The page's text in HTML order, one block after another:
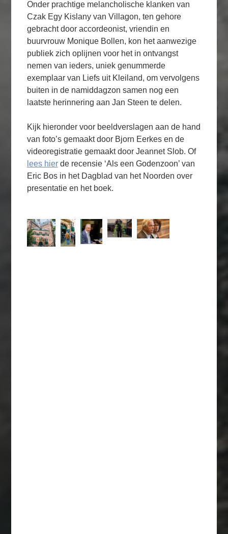
Onder prachtige melancholische klanken van
Czak Egy Kislany van Villagon, ten gehore
gebracht door accordeonist, vriendin en
buurvrouw Monique Bollen, kon het aanwezige
publiek zich oplijnen voor het in ontvangst
nemen van ieders, uniek genummerde
exemplaar van Liefs uit Kleiland, om vervolgens
buiten in de namiddagzon samen nog een
laatste herinnering aan Jan Steen te delen.
Kijk hieronder voor beeldverslagen aan de hand
van foto’s gemaakt door Bjorn Eerkes en de
videoregistratie gemaakt door Jeannet Slob. Of
lees hierde recensie ‘Als een Godenzoon’ van
Eric Bos in het Dagblad van het Noorden over
presentatie en het boek.